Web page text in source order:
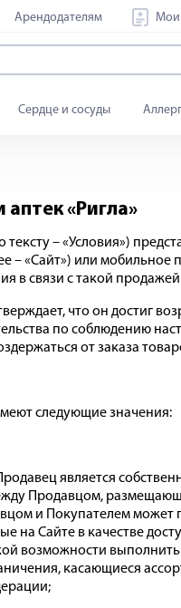
Арендодателям Мои
Сердце и сосуды
«Ригла»
– «Условия»)
«Сайт») или мобильное
связи с такой продажей
что он достиг
по соблюдению
от заказа
следующие значения:
является
Продавцом,
и Покупателем может
на Сайте в качестве
возможности
касающиеся